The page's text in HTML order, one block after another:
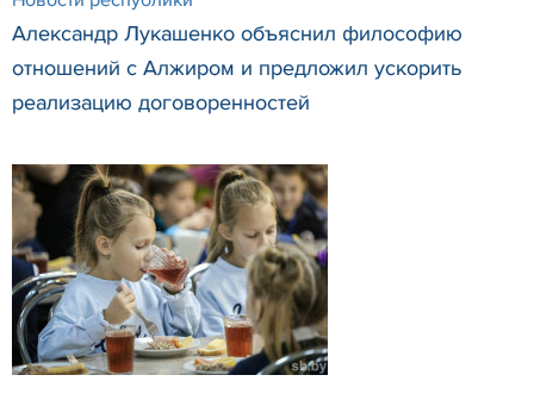
Александр Лукашенко объяснил философию
отношений с Алжиром и предложил ускорить
реализацию договоренностей